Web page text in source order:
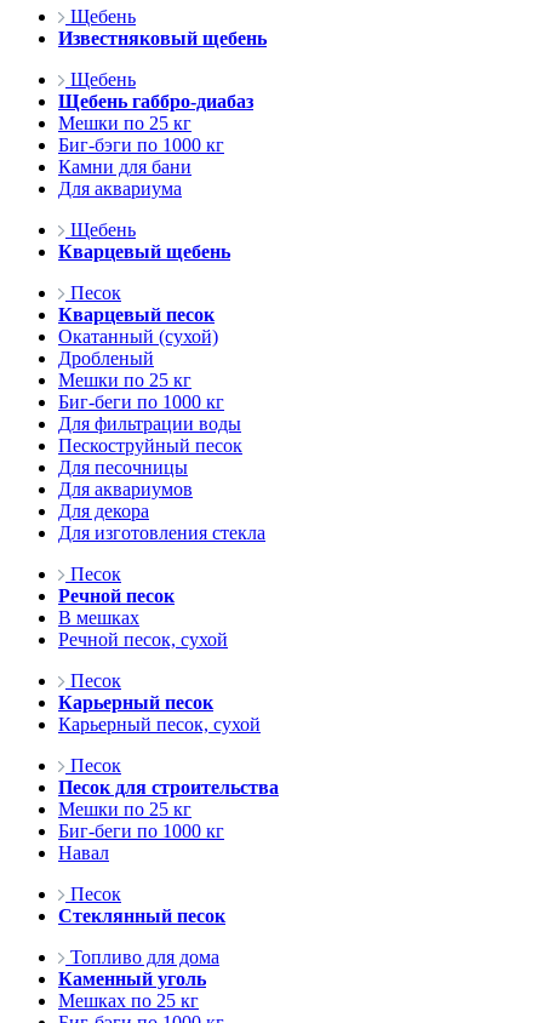
Щебень
Известняковый щебень
Щебень
Щебень габбро-диабаз
Мешки по 25 кг
Биг-бэги по 1000 кг
Камни для бани
Для аквариума
Щебень
Кварцевый щебень
Песок
Кварцевый песок
Окатанный (сухой)
Дробленый
Мешки по 25 кг
Биг-беги по 1000 кг
Для фильтрации воды
Пескоструйный песок
Для песочницы
Для аквариумов
Для декора
Для изготовления стекла
Песок
Речной песок
В мешках
Речной песок, сухой
Песок
Карьерный песок
Карьерный песок, сухой
Песок
Песок для строительства
Мешки по 25 кг
Биг-беги по 1000 кг
Навал
Песок
Стеклянный песок
Топливо для дома
Каменный уголь
Мешках по 25 кг